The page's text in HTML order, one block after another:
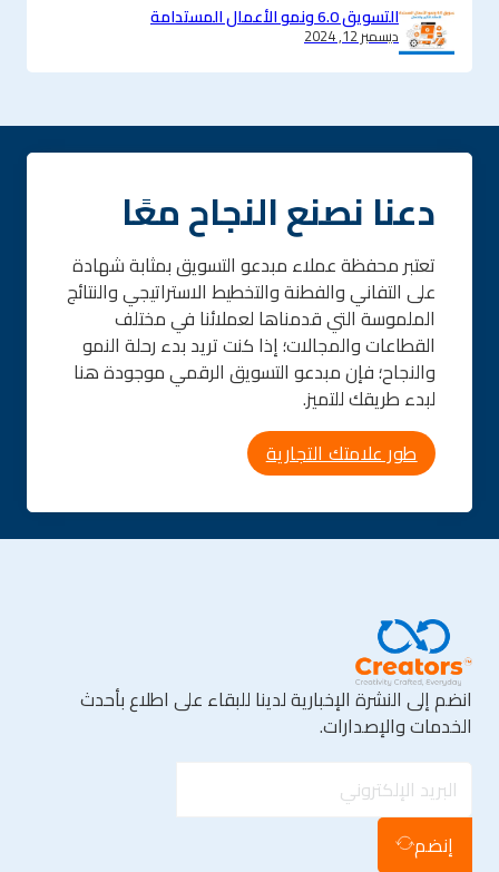
التسويق 6.0 ونمو الأعمال المستدامة
ديسمبر 12, 2024
دعنا نصنع النجاح معًا
تعتبر محفظة عملاء مبدعو التسويق بمثابة شهادة
على التفاني والفطنة والتخطيط الاستراتيجي والنتائج
الملموسة التي قدمناها لعملائنا في مختلف
القطاعات والمجالات؛ إذا كنت تريد بدء رحلة النمو
والنجاح؛ فإن مبدعو التسويق الرقمي موجودة هنا
لبدء طريقك للتميز.
طور علامتك التجارية
انضم إلى النشرة الإخبارية لدينا للبقاء على اطلاع بأحدث
الخدمات والإصدارات.
إنضم